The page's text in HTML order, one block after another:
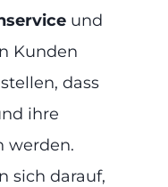
und
Kunden
dass
ihre
werden.
sich darauf,